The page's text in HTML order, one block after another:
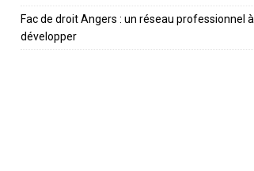
Fac de droit Angers : un réseau professionnel à
développer